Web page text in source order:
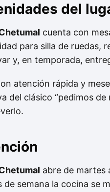
del
cuenta con
para silla de ruedas,
y, en temporada,
atención rápida y
del clásico “pedimos
abre de martes
de semana la cocina se